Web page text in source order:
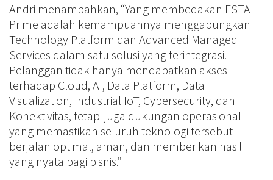
Andri menambahkan, “Yang membedakan ESTA
Prime adalah kemampuannya menggabungkan
Technology Platform dan Advanced Managed
Services dalam satu solusi yang terintegrasi.
Pelanggan tidak hanya mendapatkan akses
terhadap Cloud, AI, Data Platform, Data
Visualization, Industrial IoT, Cybersecurity, dan
Konektivitas, tetapi juga dukungan operasional
yang memastikan seluruh teknologi tersebut
berjalan optimal, aman, dan memberikan hasil
yang nyata bagi bisnis.”